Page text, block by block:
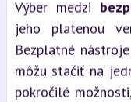
Výber medzi
jeho platenou
Bezplatné
môžu stačiť na
pokročilé